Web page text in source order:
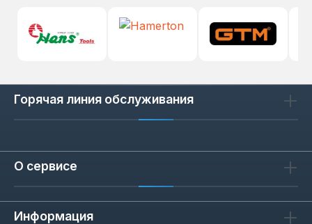
Горячая линия обслуживания
О сервисе
Информация